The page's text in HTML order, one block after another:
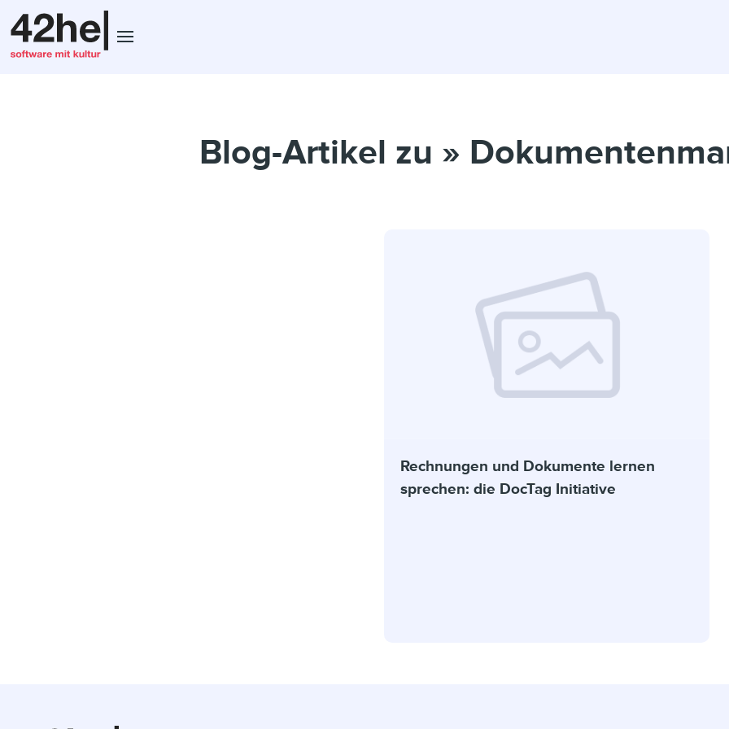
Blog-Artikel zu »
Rechnungen und Dokumente lernen
sprechen: die DocTag Initiative